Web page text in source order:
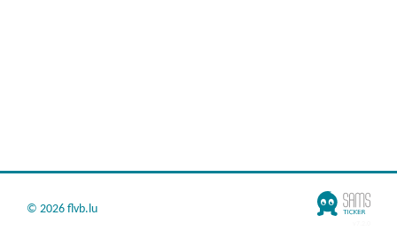
© 2026 flvb.lu